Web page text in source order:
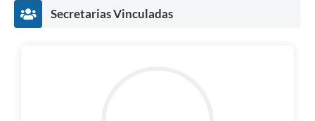
Secretarias Vinculadas